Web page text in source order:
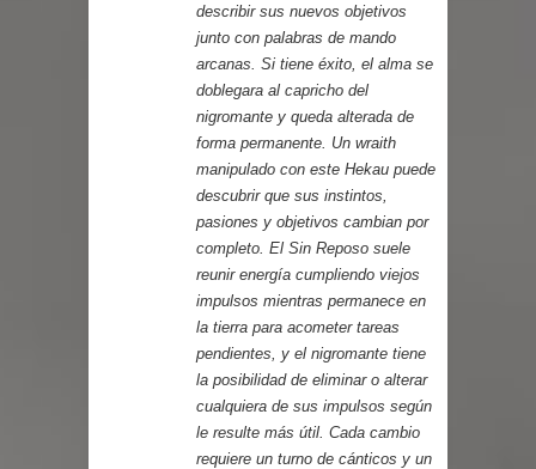
describir sus nuevos objetivos
junto con palabras de mando
arcanas. Si tiene éxito, el alma se
doblegara al capricho del
nigromante y queda alterada de
forma permanente. Un wraith
manipulado con este Hekau puede
descubrir que sus instintos,
pasiones y objetivos cambian por
completo. El Sin Reposo suele
reunir energía cumpliendo viejos
impulsos mientras permanece en
la tierra para acometer tareas
pendientes, y el nigromante tiene
la posibilidad de eliminar o alterar
cualquiera de sus impulsos según
le resulte más útil. Cada cambio
requiere un turno de cánticos y un